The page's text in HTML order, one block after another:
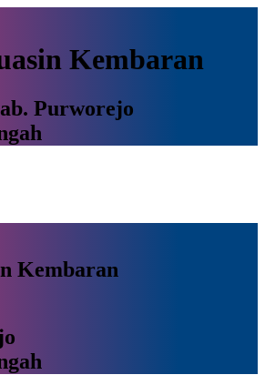
Kembaran
Purworejo
Kembaran